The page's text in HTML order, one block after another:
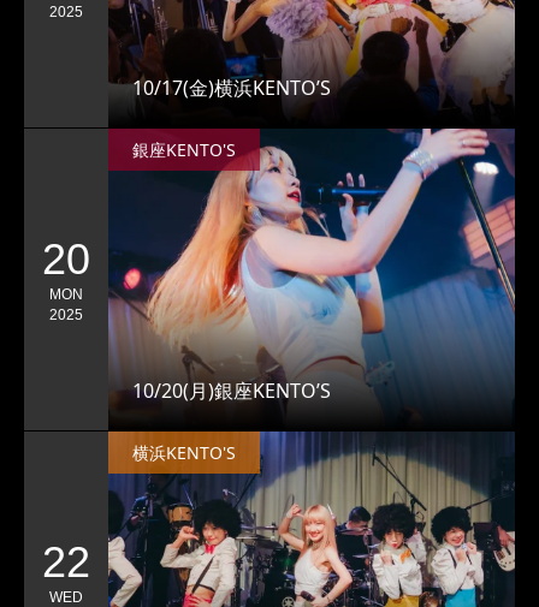
2025
10/17(金)横浜KENTO’S
20
MON
2025
10/20(月)銀座KENTO’S
銀座KENTO'S
22
WED
横浜KENTO'S